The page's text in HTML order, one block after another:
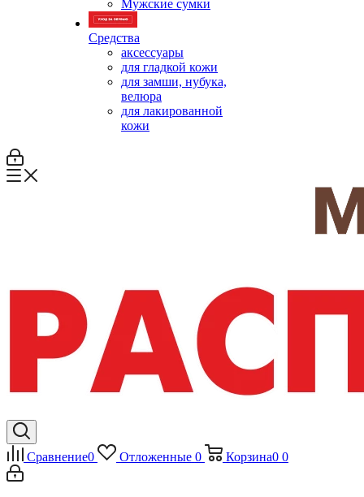
Мужские сумки
Средства
аксессуары
для гладкой кожи
для замши, нубука,
велюра
для лакированной
кожи
Сравнение0 Отложенные 0 Корзина0 0